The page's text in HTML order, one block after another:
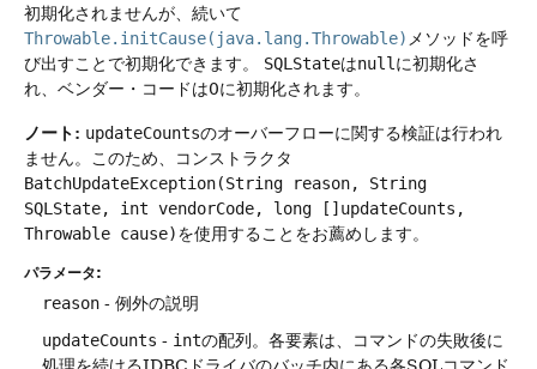
初期化されませんが、続いて
Throwable.initCause(java.lang.Throwable) メソッドを呼
び出すことで初期化できます。
SQLStateはnull に初期化さ
れ、ベンダー・コードは0に初期化されます。
ノート: updateCountsのオーバーフローに関する検証は行われ
ません。このため、コンストラクタ
BatchUpdateException(String reason, String
SQLState, int vendorCode, long []updateCounts,
Throwable cause)を使用することをお薦めします。
パラメータ:
reason - 例外の説明
updateCounts - intの配列。各要素は、コマンドの失敗後に